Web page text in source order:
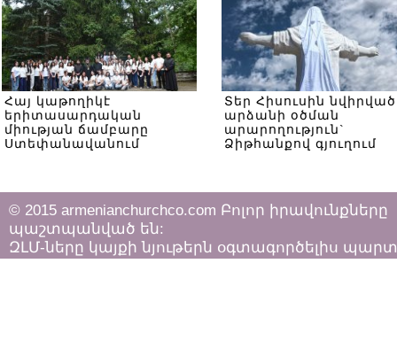
Հայ կաթողիկէ
երիտասարդական
միության ճամբարը
Ստեփանավանում
Տեր Հիսուսին նվիրված
արձանի օծման
արարողություն`
Ձիթհանքով գյուղում
© 2015 armenianchurchco.com Բոլոր իրավունքները
պաշտպանված են:
ԶԼՄ-ները կայքի նյութերն օգտագործելիս